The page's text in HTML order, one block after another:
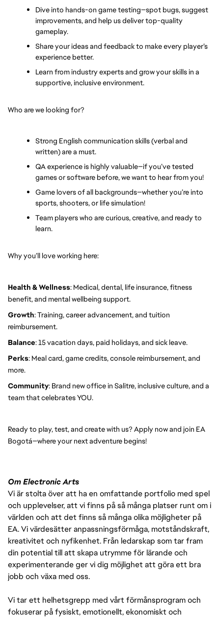
Dive into hands-on game testing—spot bugs, suggest
improvements, and help us deliver top-quality
gameplay.
Share your ideas and feedback to make every player’s
experience better.
Learn from industry experts and grow your skills in a
supportive, inclusive environment.
Who are we looking for?
Strong English communication skills (verbal and
written) are a must.
QA experience is highly valuable—if you’ve tested
games or software before, we want to hear from you!
Game lovers of all backgrounds—whether you’re into
sports, shooters, or life simulation!
Team players who are curious, creative, and ready to
learn.
Why you’ll love working here:
Health & Wellness: Medical, dental, life insurance, fitness
benefit, and mental wellbeing support.
Growth: Training, career advancement, and tuition
reimbursement.
Balance: 15 vacation days, paid holidays, and sick leave.
Perks: Meal card, game credits, console reimbursement, and
more.
Community: Brand new office in Salitre, inclusive culture, and a
team that celebrates YOU.
Ready to play, test, and create with us? Apply now and join EA
Bogotá—where your next adventure begins!
Om Electronic Arts
Vi är stolta över att ha en omfattande portfolio med spel
och upplevelser, att vi finns på så många platser runt om i
världen och att det finns så många olika möjligheter på
EA. Vi värdesätter anpassningsförmåga, motståndskraft,
kreativitet och nyfikenhet. Från ledarskap som tar fram
din potential till att skapa utrymme för lärande och
experimenterande ger vi dig möjlighet att göra ett bra
jobb och växa med oss.
Vi tar ett helhetsgrepp med vårt förmånsprogram och
fokuserar på fysiskt, emotionellt, ekonomiskt och